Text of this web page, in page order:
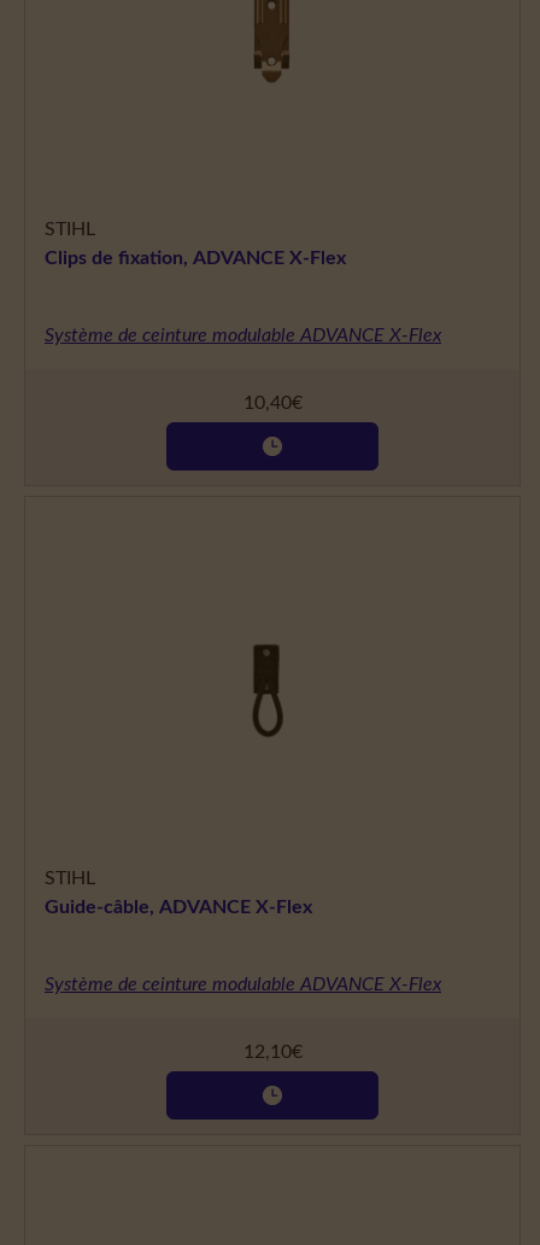
STIHL
Clips de fixation, ADVANCE X-Flex
Système de ceinture modulable ADVANCE X-Flex
10,40€
STIHL
Guide-câble, ADVANCE X-Flex
Système de ceinture modulable ADVANCE X-Flex
12,10€